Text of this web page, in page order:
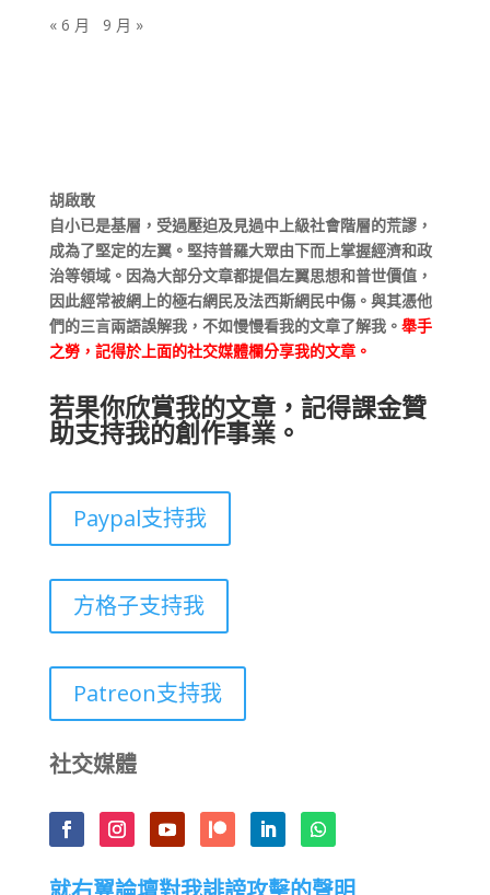
« 6 月
9 月 »
胡啟敢
自小已是基層，受過壓迫及見過中上級社會階層的荒謬，
成為了堅定的左翼。堅持普羅大眾由下而上掌握經濟和政
治等領域。因為大部分文章都提倡左翼思想和普世價值，
因此經常被網上的極右網民及法西斯網民中傷。與其憑他
們的三言兩語誤解我，不如慢慢看我的文章了解我。 舉手
之勞，記得於上面的社交媒體欄分享我的文章。
若果你欣賞我的文章，記得課金贊
助支持我的創作事業。
Paypal支持我
方格子支持我
Patreon支持我
社交媒體